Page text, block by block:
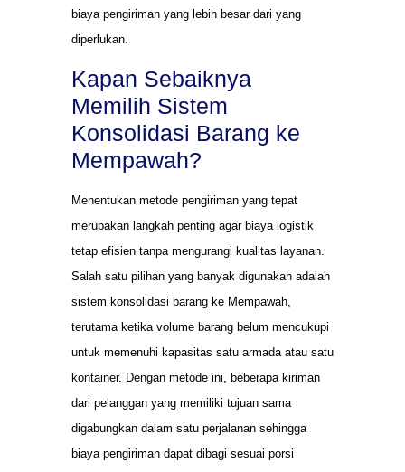
biaya pengiriman yang lebih besar dari yang
diperlukan.
Kapan Sebaiknya
Memilih Sistem
Konsolidasi Barang ke
Mempawah?
Menentukan metode pengiriman yang tepat
merupakan langkah penting agar biaya logistik
tetap efisien tanpa mengurangi kualitas layanan.
Salah satu pilihan yang banyak digunakan adalah
sistem konsolidasi barang ke Mempawah,
terutama ketika volume barang belum mencukupi
untuk memenuhi kapasitas satu armada atau satu
kontainer. Dengan metode ini, beberapa kiriman
dari pelanggan yang memiliki tujuan sama
digabungkan dalam satu perjalanan sehingga
biaya pengiriman dapat dibagi sesuai porsi